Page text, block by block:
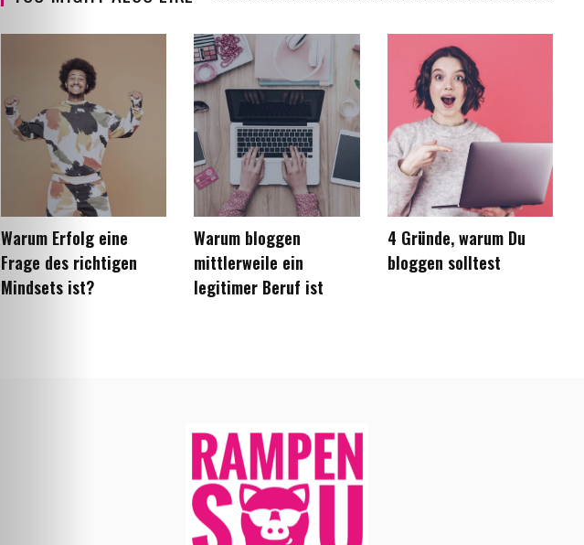
Warum Erfolg eine
Frage des richtigen
Mindsets ist?
Warum bloggen
mittlerweile ein
legitimer Beruf ist
4 Gründe, warum Du
bloggen solltest